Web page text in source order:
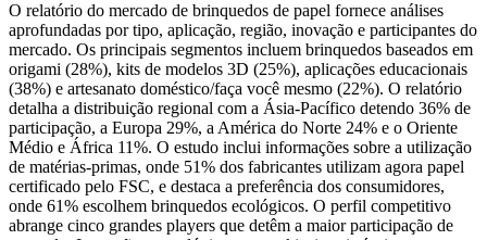
O relatório do mercado de brinquedos de papel fornece análises
aprofundadas por tipo, aplicação, região, inovação e participantes do
mercado. Os principais segmentos incluem brinquedos baseados em
origami (28%), kits de modelos 3D (25%), aplicações educacionais
(38%) e artesanato doméstico/faça você mesmo (22%). O relatório
detalha a distribuição regional com a Ásia-Pacífico detendo 36% de
participação, a Europa 29%, a América do Norte 24% e o Oriente
Médio e África 11%. O estudo inclui informações sobre a utilização
de matérias-primas, onde 51% dos fabricantes utilizam agora papel
certificado pelo FSC, e destaca a preferência dos consumidores,
onde 61% escolhem brinquedos ecológicos. O perfil competitivo
abrange cinco grandes players que detêm a maior participação de